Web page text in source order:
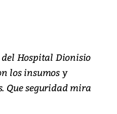
del Hospital Dionisio
los insumos y
Que seguridad mira